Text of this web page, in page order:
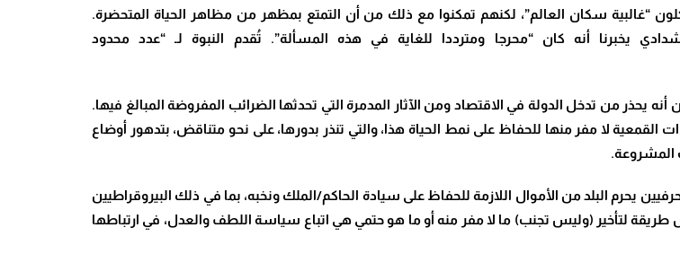
“غالبية سكان العالم”، لكنهم تمكنوا مع ذلك من أن التمتع بمظهر من مظاهر الحياة المتحضرة.
يخبرنا أنه كان “محرجا ومترددا للغاية في هذه المسألة”. تُقدم
النبوة لـ “عدد محدود
يحذر من تدخل الدولة في الاقتصاد ومن الآثار المدمرة التي تحدثها الضرائب المفروضة المبالغ فيها.
القمعية لا مفر منها للحفاظ على نمط الحياة هذا، والتي تنذر بدورها، على نحو متناقض، بتدهور أوضاع
المشروعة.
يحرم البلد من الأموال اللازمة للحفاظ على سيادة الحاكم/الملك ونخبه، بما في ذلك البيروقراطيين
لتأخير (وليس تجنب) ما لا مفر منه أو ما هو حتمي هي اتباع سياسة اللطف والعدل، في ارتباطها